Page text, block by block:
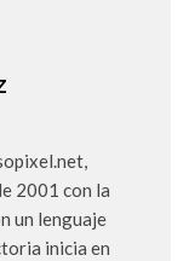
2001 con la
un lenguaje
inicia en